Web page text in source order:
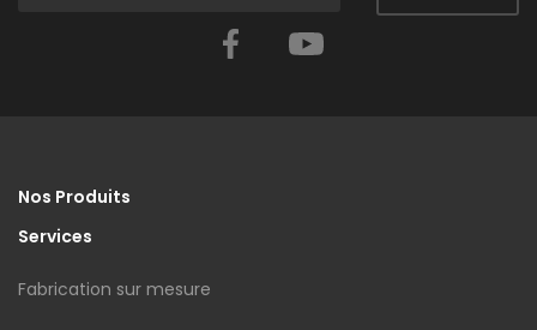
Facebook
Nos Produits
Services
Fabrication sur mesure